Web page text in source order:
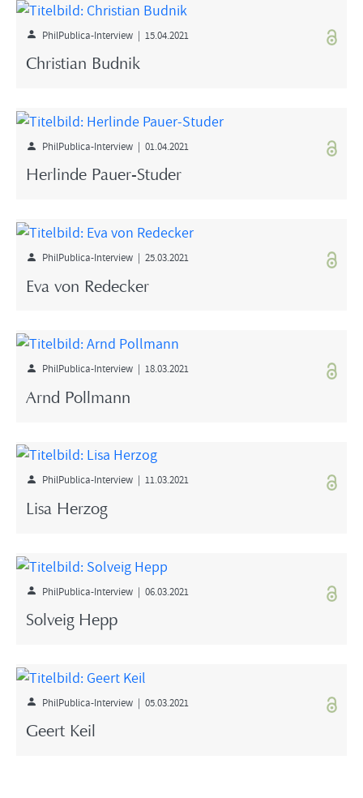
PhilPublica-Interview | 15.04.2021
Christian Budnik
PhilPublica-Interview | 01.04.2021
Herlinde Pauer-Studer
PhilPublica-Interview | 25.03.2021
Eva von Redecker
PhilPublica-Interview | 18.03.2021
Arnd Pollmann
PhilPublica-Interview | 11.03.2021
Lisa Herzog
PhilPublica-Interview | 06.03.2021
Solveig Hepp
PhilPublica-Interview | 05.03.2021
Geert Keil